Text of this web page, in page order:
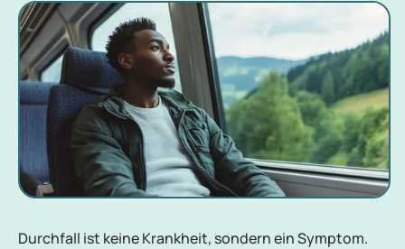
Durchfall ist keine Krankheit, sondern ein Symptom.